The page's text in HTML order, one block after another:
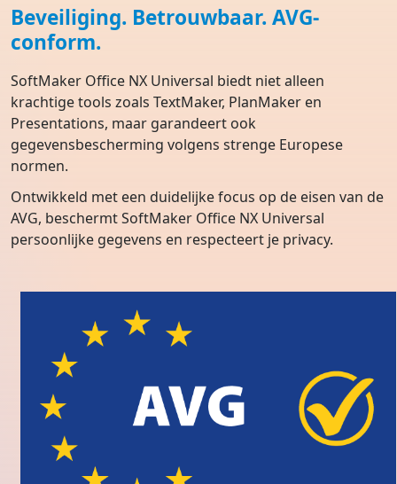
Beveiliging. Betrouwbaar. AVG-
conform.
SoftMaker Office NX Universal biedt niet alleen
krachtige tools zoals TextMaker, PlanMaker en
Presentations, maar garandeert ook
gegevensbescherming volgens strenge Europese
normen.
Ontwikkeld met een duidelijke focus op de eisen van de
AVG, beschermt SoftMaker Office NX Universal
persoonlijke gegevens en respecteert je privacy.